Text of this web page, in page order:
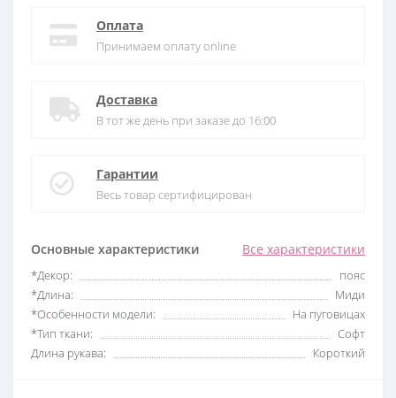
Основные характеристики Все характеристики
*Декор:
пояс
*Длина:
Миди
*Особенности модели:
На пуговицах
*Тип ткани:
Софт
Длина рукава:
Короткий
Оплата
Принимаем оплату online
Доставка
В тот же день при заказе до 16:00
Гарантии
Весь товар сертифицирован